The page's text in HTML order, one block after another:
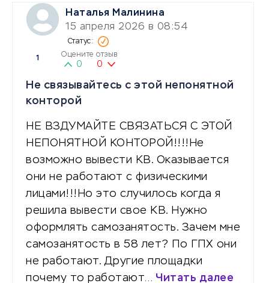
Наталья Малинина
15 апреля 2026 в 08:54
1 Оцените отзыв
0 0
Не связывайтесь с этой непонятной
конторой
НЕ ВЗДУМАЙТЕ СВЯЗАТЬСЯ С ЭТОЙ
НЕПОНЯТНОЙ КОНТОРОЙ!!!!Не
возможно вывести КВ. Оказывается
они не работают с физическими
лицами!!!Но это случилось когда я
решила вывести свое КВ. Нужно
оформлять самозанятость. Зачем мне
самозанятость в 58 лет? По ГПХ они
не работают. Другие площадки
почему то работают… Читать далее